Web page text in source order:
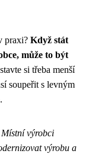
praxi? Když stát
může to být
si třeba menší
soupeřit s levným
Místní výrobci
výrobu a